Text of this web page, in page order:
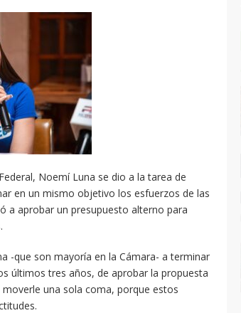
Noemí Luna se dio a la tarea de
en un mismo objetivo los esfuerzos de las
a aprobar un presupuesto alterno para
-que son mayoría en la Cámara- a terminar
últimos tres años, de aprobar la propuesta
una sola coma, porque estos